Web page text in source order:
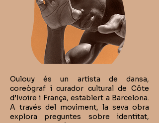
Oulouy és un artista de dansa,
coreògraf i curador cultural de Côte
d’Ivoire i França, establert a Barcelona.
A través del moviment, la seva obra
explora preguntes sobre identitat,